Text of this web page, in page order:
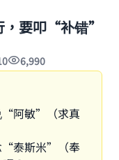
，要叩“补错”
6,990
“阿敏”（求真
“泰斯米”（奉